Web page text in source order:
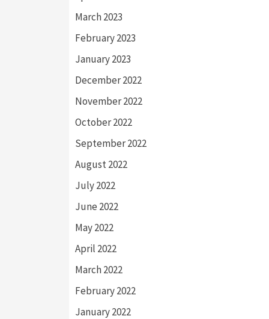
March 2023
February 2023
January 2023
December 2022
November 2022
October 2022
September 2022
August 2022
July 2022
June 2022
May 2022
April 2022
March 2022
February 2022
January 2022